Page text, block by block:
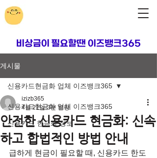
​비상금이 필요할땐 이즈뱅크365
게시물
신용카드현금화 업체 이즈뱅크365
신용카드 현금화 정보
신용카드현금화 업체 이즈뱅크365
안전한 신용카드 현금화: 신속
하고 합법적인 방법 안내
izizb365
4월 21일 3분 분량
급하게 현금이 필요할 때, 신용카드 한도